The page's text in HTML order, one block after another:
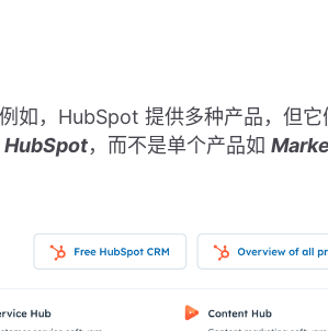
如，HubSpot 提供多种产品，但它
HubSpot，而不是单个产品如